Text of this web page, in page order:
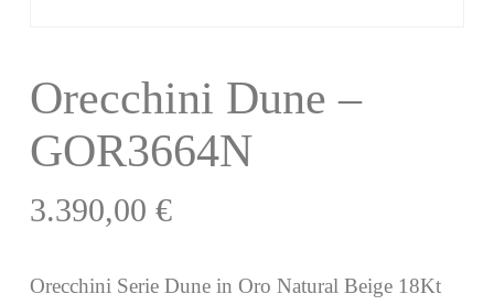
Orecchini Dune –
GOR3664N
3.390,00 €
Orecchini Serie Dune in Oro Natural Beige 18Kt